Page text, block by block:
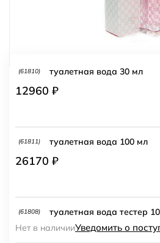
(61810) туалетная вода 30 мл
12960 ₽
(61811) туалетная вода 100 мл
26170 ₽
(61808)
туалетная вода тестер
Нет в наличииУведомить о